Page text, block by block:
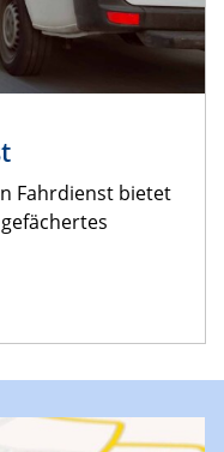
Fahrdienst bietet